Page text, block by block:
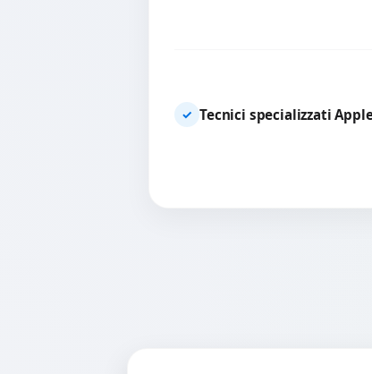
✓ Tecnici specializzati